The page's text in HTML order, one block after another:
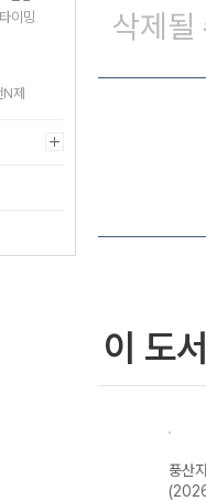
이밍
제
삭제될
이 도
풍산